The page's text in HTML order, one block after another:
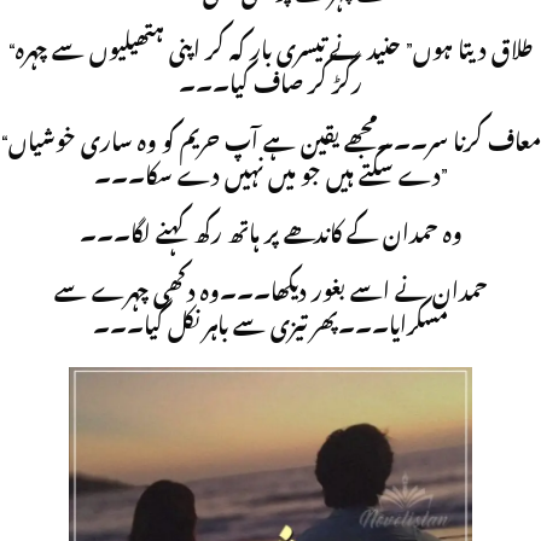
“طلاق دیتا ہوں” حنید نے تیسری بار کہ کر اپنی ہتھیلیوں سے چہرہ
رگڑ کر صاف کیا۔۔۔
“معاف کرنا سر۔۔۔مجھے یقین ہے آپ حریم کو وہ ساری خوشیاں
دے سکتے ہیں جو میں نہیں دے سکا۔۔۔”
وہ حمدان کے کاندھے پر ہاتھ رکھ کہنے لگا۔۔۔
حمدان نے اسے بغور دیکھا۔۔۔وہ دکھی چہرے سے
مسکرایا۔۔۔پھر تیزی سے باہر نکل گیا۔۔۔